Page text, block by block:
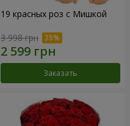
19 красных роз с Мишкой
3 998 грн
Заказать